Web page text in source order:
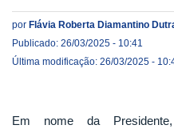
por Flávia Roberta Diamantino
Publicado: 26/03/2025 - 10:41
Última modificação: 26/03/2025 -
Em nome da